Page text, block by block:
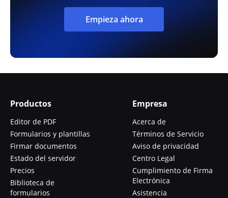
Empieza ahora
Productos
Editor de PDF
Formularios y plantillas
Firmar documentos
Estado del servidor
Precios
Biblioteca de
formularios
Empresa
Acerca de
Términos de Servicio
Aviso de privacidad
Centro Legal
Cumplimiento de Firma
Electrónica
Asistencia